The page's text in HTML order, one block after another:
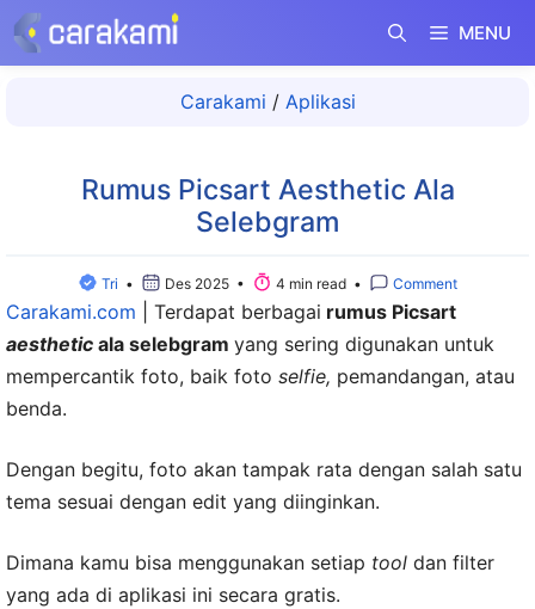
Langsung
ke
MENU
Carakami / Aplikasi
Rumus Picsart Aesthetic Ala
Selebgram
Tri • Des 2025 • 4 min read • Comment
Carakami.com Terdapat berbagai rumus Picsart
aesthetic ala selebgram yang sering digunakan untuk
mempercantik foto, baik foto selfie, pemandangan, atau
benda.
Dengan begitu, foto akan tampak rata dengan salah satu
tema sesuai dengan edit yang diinginkan.
Dimana kamu bisa menggunakan setiap tool dan filter
yang ada di aplikasi ini secara gratis.